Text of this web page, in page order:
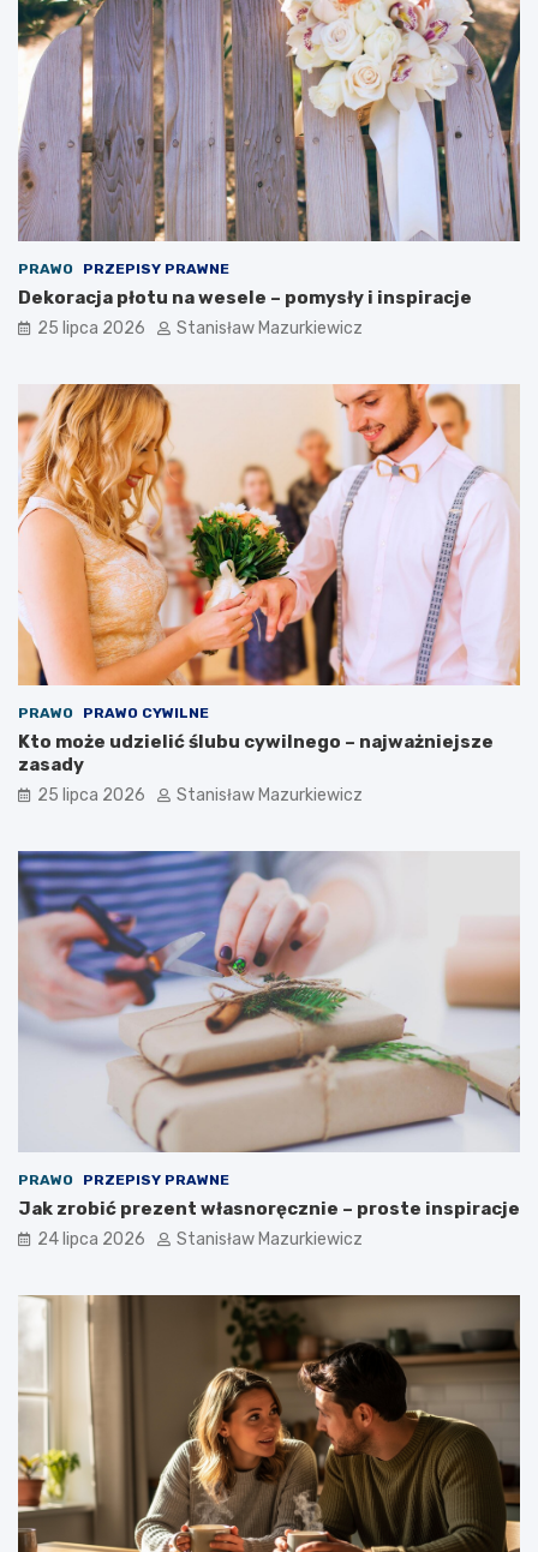
PRAWO PRZEPISY PRAWNE
Dekoracja płotu na wesele – pomysły i inspiracje
25 lipca 2026 Stanisław Mazurkiewicz
PRAWO PRAWO CYWILNE
Kto może udzielić ślubu cywilnego – najważniejsze
zasady
25 lipca 2026 Stanisław Mazurkiewicz
PRAWO PRZEPISY PRAWNE
Jak zrobić prezent własnoręcznie – proste inspiracje
24 lipca 2026 Stanisław Mazurkiewicz